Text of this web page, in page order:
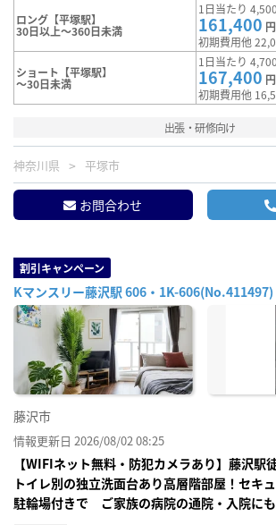
ロング【平塚駅】
30日以上～360日未満
1日当たり
161,400
初期費用他
ショート【平塚駅】
～30日未満
1日当たり
167,400
初期費用他
出張・研修向け
神奈川県 平塚市
お問合わせ
割引キャンペーン
Kマンスリー藤沢駅 606・1K-606(No.411497)
藤沢市
情報更新日 2026/08/02 08:25
【WIFIネット無料・防犯カメラあり】藤沢駅
トイレ別の独立洗面台あり高層階部屋！セキ
駐輪場付きで ご家族の病院の通院・入院にも